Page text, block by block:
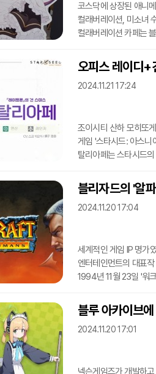
코스닥에 상장된 애니
컬래버레이션, 미소녀
컬래버레이션 카페는
등 여섯 캐릭터를 테마
22일 찾은 현장에서 가
고객들이 굿즈를 대거
오피스 레이디+
2024.11.21 17:24
조이시티 산하 모히또
게임 '스타시드: 아스니
탈리아페는 스타시드
쿨한 인상을 가졌다.인
데미지 딜러로 디자인
많을 수록 자신과 해당
블리자드의 '알
2024.11.20 17:04
세계적인 게임 IP 명가
엔터테인먼트의 대표
1994년 11월 23일 '워
판타지 세계관을 바탕
플레이 모드, 유닛 부
시스템의 추가로 게임
블루 아카이브
2024.11.20 17:01
넥슨게임즈가 개발하